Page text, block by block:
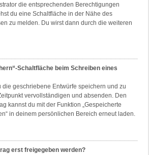
die entsprechenden Berechtigungen
du eine Schaltfläche in der Nähe des
zu melden. Du wirst dann durch die weiteren
Schaltfläche beim Schreiben eines
die geschriebene Entwürfe speichern und zu
vervollständigen und absenden. Den
kannst du mit der Funktion „Gespeicherte
in deinem persönlichen Bereich erneut laden.
erst freigegeben werden?